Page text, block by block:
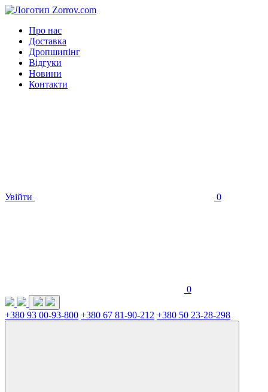
Про нас
Доставка
Дропшипінг
Відгуки
Новини
Контакти
Увійти 0
0
+380 93 00-93-800 +380 67 81-90-212 +380 50 23-28-298